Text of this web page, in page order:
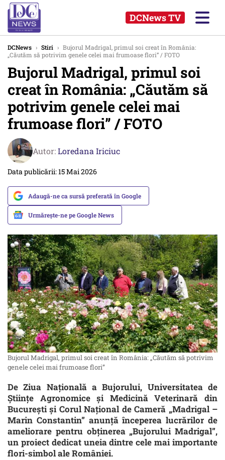
DCNews TV
DCNews › Stiri › Bujorul Madrigal, primul soi creat în România:
„Căutăm să potrivim genele celei mai frumoase flori” / FOTO
Bujorul Madrigal, primul soi
creat în România: „Căutăm să
potrivim genele celei mai
frumoase flori” / FOTO
Autor:Loredana Iriciuc
Data publicării: 15 Mai 2026
Adaugă-ne ca sursă preferată în Google
Urmărește-ne pe Google News
Bujorul Madrigal, primul soi creat în România: „Căutăm să potrivim
genele celei mai frumoase flori”
De Ziua Națională a Bujorului, Universitatea de
Științe Agronomice și Medicină Veterinară din
București și Corul Național de Cameră „Madrigal –
Marin Constantin” anunță începerea lucrărilor de
ameliorare pentru obținerea „Bujorului Madrigal”,
un proiect dedicat uneia dintre cele mai importante
flori-simbol ale României.